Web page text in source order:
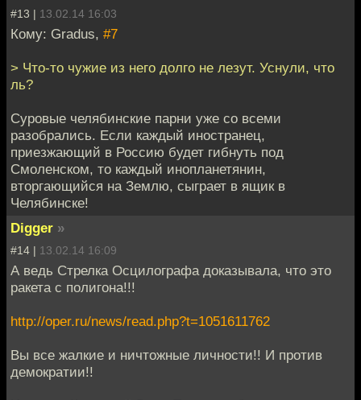
#13 | 13.02.14 16:03
Кому: Gradus, #7
> Что-то чужие из него долго не лезут. Уснули, что
ль?
Суровые челябинские парни уже со всеми
разобрались. Если каждый иностранец,
приезжающий в Россию будет гибнуть под
Смоленском, то каждый инопланетянин,
вторгающийся на Землю, сыграет в ящик в
Челябинске!
Digger »
#14 | 13.02.14 16:09
А ведь Стрелка Осцилографа доказывала, что это
ракета с полигона!!!
http://oper.ru/news/read.php?t=1051611762
Вы все жалкие и ничтожные личности!! И против
демократии!!